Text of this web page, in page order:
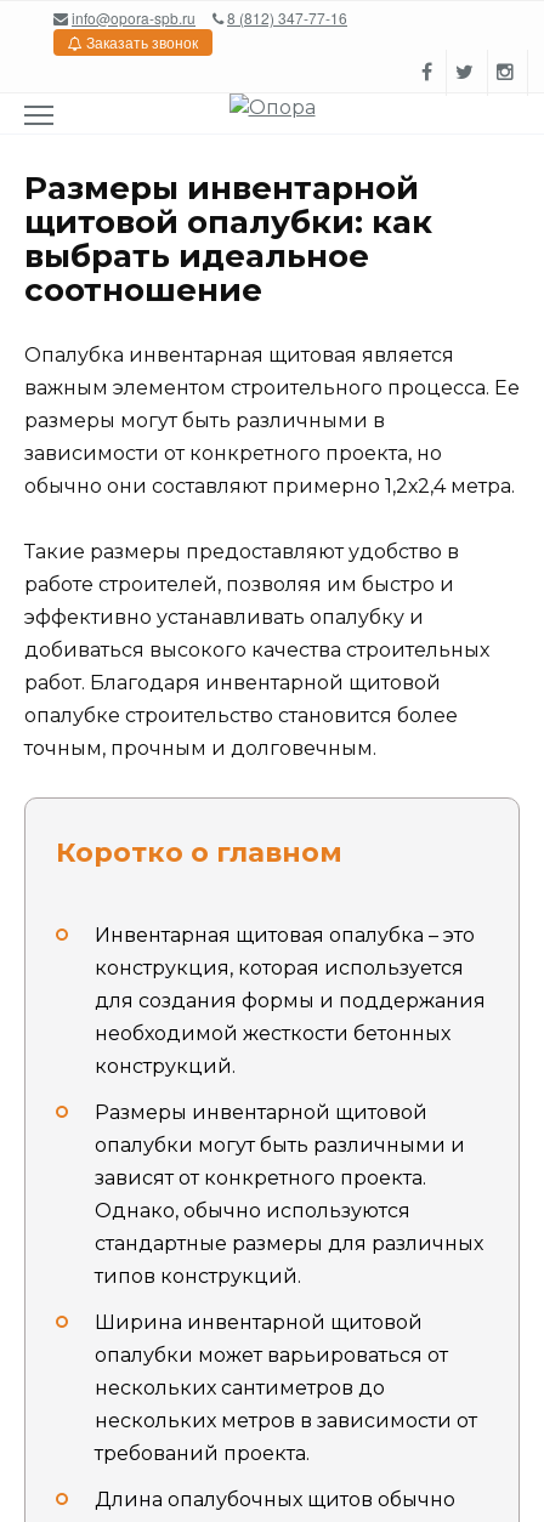
Перейтиinfo@opora-spb.ru
8 (812) 347-77-16
Заказать звонок
Размеры инвентарной
щитовой опалубки: как
выбрать идеальное
соотношение
Опалубка инвентарная щитовая является
важным элементом строительного процесса. Ее
размеры могут быть различными в
зависимости от конкретного проекта, но
обычно они составляют примерно 1,2х2,4 метра.
Такие размеры предоставляют удобство в
работе строителей, позволяя им быстро и
эффективно устанавливать опалубку и
добиваться высокого качества строительных
работ. Благодаря инвентарной щитовой
опалубке строительство становится более
точным, прочным и долговечным.
Коротко о главном
Инвентарная щитовая опалубка – это
конструкция, которая используется
для создания формы и поддержания
необходимой жесткости бетонных
конструкций.
Размеры инвентарной щитовой
опалубки могут быть различными и
зависят от конкретного проекта.
Однако, обычно используются
стандартные размеры для различных
типов конструкций.
Ширина инвентарной щитовой
опалубки может варьироваться от
нескольких сантиметров до
нескольких метров в зависимости от
требований проекта.
Длина опалубочных щитов обычно